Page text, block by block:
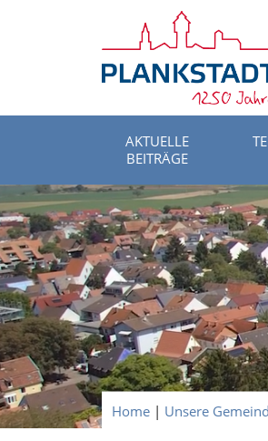
AKTUELLE
BEITRÄGE
Home | Unsere